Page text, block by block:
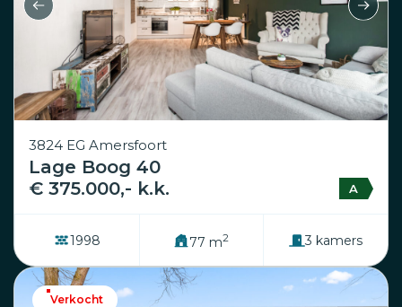
3824 EG Amersfoort
Lage Boog 40
€ 375.000,- k.k.
A
1998 77 m2 3 kamers
Verkocht